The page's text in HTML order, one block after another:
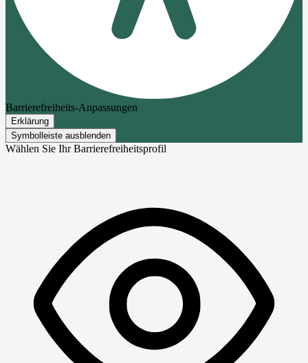
Barrierefreiheits-Anpassungen
Erklärung
Symbolleiste ausblenden
Wählen Sie Ihr Barrierefreiheitsprofil